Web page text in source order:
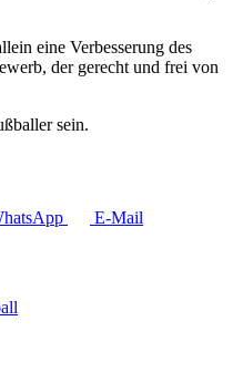
eine Verbesserung des
der gerecht und frei von
sein.
E-Mail